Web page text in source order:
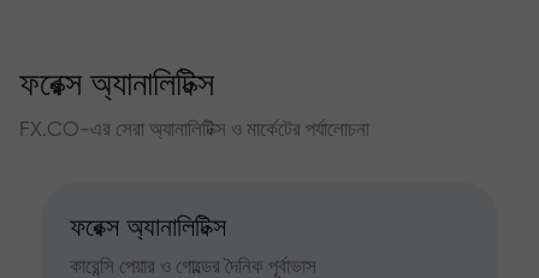
ফরেক্স অ্যানালিটিক্স
FX.CO-এর সেরা অ্যানালিটিক্স ও মার্কেটের পর্যালোচনা
ফরেক্স অ্যানালিটিক্স
কারেন্সি পেয়ার ও গোল্ডের দৈনিক পূর্বাভাস